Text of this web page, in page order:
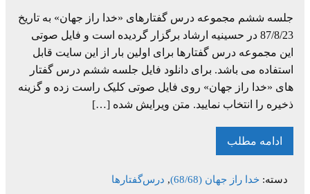
جلسه ششم مجموعه درس گفتارهای «خدا راز جهان» به تاریخ
87/8/23 در حسینیه ارشاد برگزار گردیده است و فایل صوتی
این مجموعه درس گفتارها برای اولین بار از این سایت قابل
استفاده می باشد. برای دانلود فایل جلسه ششم درس گفتار
های «خدا راز جهان» روی فایل صوتی کلیک راست زده و گزینه
ذخیره را انتخاب نمایید. متن ویرایش شده […]
ادامه مطلب
دسته: خدا راز جهان (68/68) , درس‌گفتارها